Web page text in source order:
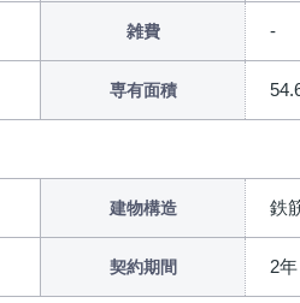
雑費
専有面積
建物構造 鉄
契約期間 2年